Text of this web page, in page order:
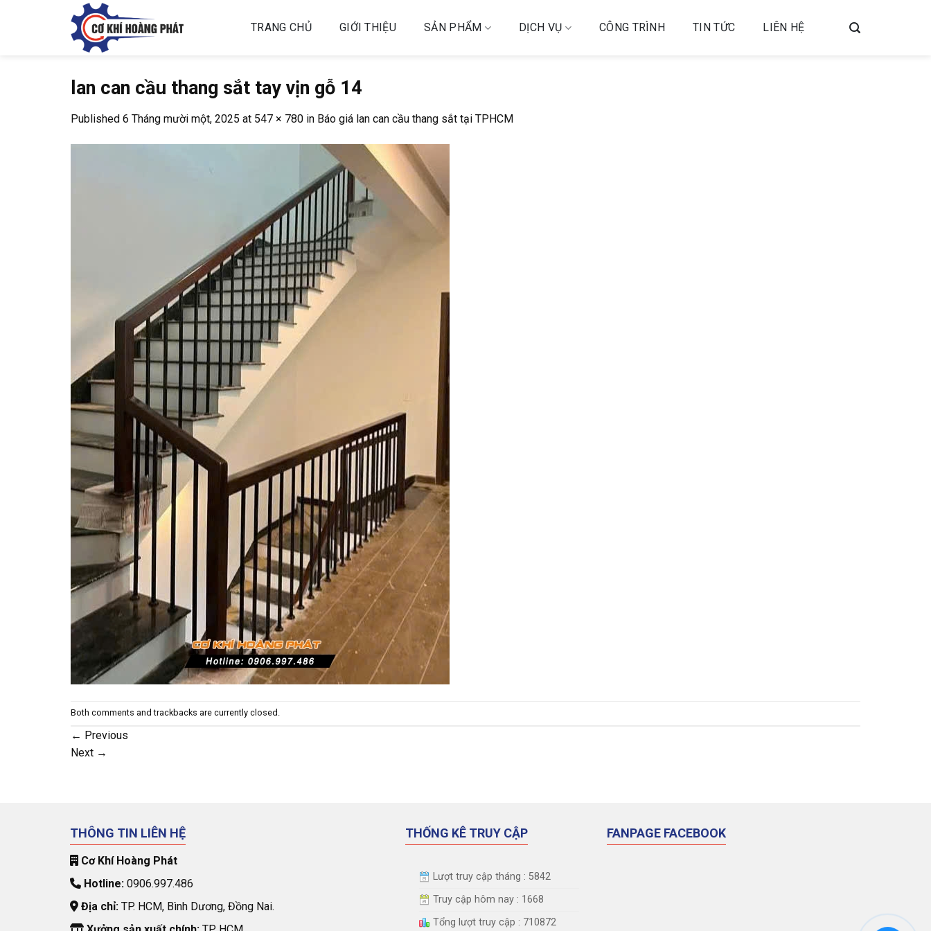
TRANG CHỦ GIỚI THIỆU SẢN PHẨM DỊCH VỤ CÔNG TRÌNH TIN TỨC LIÊN HỆ
lan can cầu thang sắt tay vịn gỗ 14
Published 6 Tháng mười một, 2025 at 547 × 780 in Báo giá lan can cầu thang sắt tại TPHCM
Both comments and trackbacks are currently closed.
← Previous
Next →
THÔNG TIN LIÊN HỆ
Cơ Khí Hoàng Phát
Hotline:0906.997.486
Địa chỉ:TP. HCM, Bình Dương, Đồng Nai.
THỐNG KÊ TRUY CẬP
Lượt truy cập tháng : 5842
Truy cập hôm nay : 1668
Tổng lượt truy cập : 710872
FANPAGE FACEBOOK